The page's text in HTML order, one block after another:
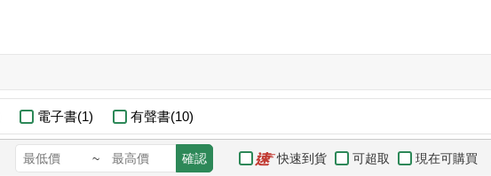
電子書(1) 有聲書(10)
~ 確認 快速到貨 可超取 現在可購買